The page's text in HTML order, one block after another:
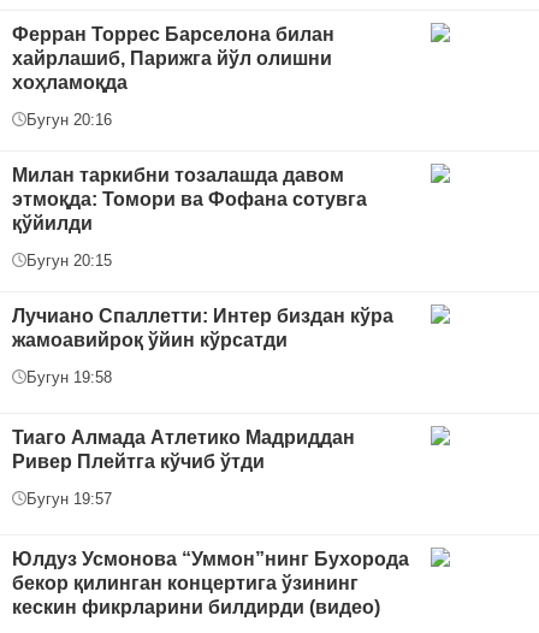
Ферран Торрес Барселона билан
хайрлашиб, Парижга йўл олишни
хоҳламоқда
Бугун 20:16
Милан таркибни тозалашда давом
этмоқда: Томори ва Фофана сотувга
қўйилди
Бугун 20:15
Лучиано Спаллетти: Интер биздан кўра
жамоавийроқ ўйин кўрсатди
Бугун 19:58
Тиаго Алмада Атлетико Мадриддан
Ривер Плейтга кўчиб ўтди
Бугун 19:57
Юлдуз Усмонова “Уммон”нинг Бухорода
бекор қилинган концертига ўзининг
кескин фикрларини билдирди (видео)